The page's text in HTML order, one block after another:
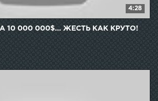
4:28
10 000 000$... ЖЕСТЬ КАК КРУТО!